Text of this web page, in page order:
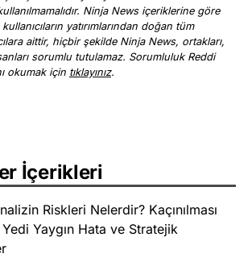
Ninja News içeriklerine göre
kullanıcıların yatırımlarından doğan tüm
aittir, hiçbir şekilde Ninja News, ortakları,
sorumlu tutulamaz. Sorumluluk Reddi
okumak için tıklayınız.
İçerikleri
Riskleri Nelerdir? Kaçınılması
Yaygın Hata ve Stratejik